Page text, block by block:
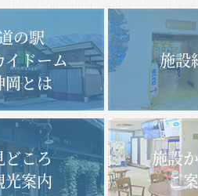
の駅
イドーム
岡とは
施設
どころ
光案内
施設
ご